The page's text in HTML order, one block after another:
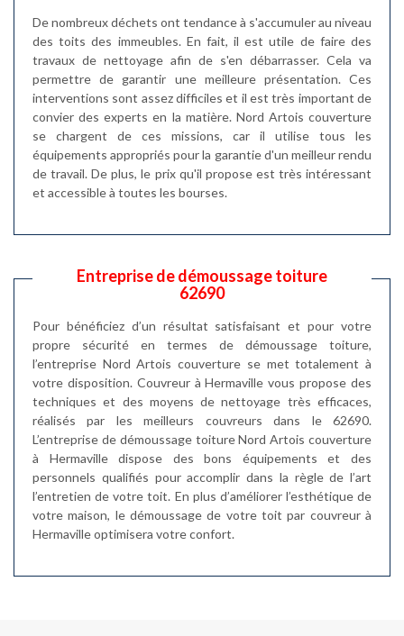
De nombreux déchets ont tendance à s'accumuler au niveau
des toits des immeubles. En fait, il est utile de faire des
travaux de nettoyage afin de s'en débarrasser. Cela va
permettre de garantir une meilleure présentation. Ces
interventions sont assez difficiles et il est très important de
convier des experts en la matière. Nord Artois couverture
se chargent de ces missions, car il utilise tous les
équipements appropriés pour la garantie d'un meilleur rendu
de travail. De plus, le prix qu'il propose est très intéressant
et accessible à toutes les bourses.
Entreprise de démoussage toiture
62690
Pour bénéficiez d’un résultat satisfaisant et pour votre
propre sécurité en termes de démoussage toiture,
l’entreprise Nord Artois couverture se met totalement à
votre disposition. Couvreur à Hermaville vous propose des
techniques et des moyens de nettoyage très efficaces,
réalisés par les meilleurs couvreurs dans le 62690.
L’entreprise de démoussage toiture Nord Artois couverture
à Hermaville dispose des bons équipements et des
personnels qualifiés pour accomplir dans la règle de l’art
l’entretien de votre toit. En plus d’améliorer l’esthétique de
votre maison, le démoussage de votre toit par couvreur à
Hermaville optimisera votre confort.